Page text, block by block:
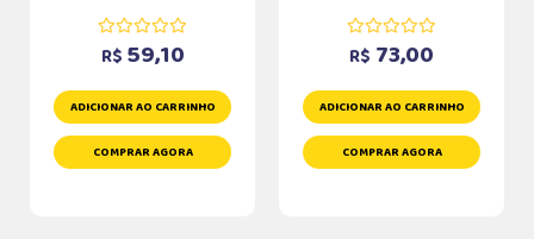
R$ 59,10
ADICIONAR AO CARRINHO
COMPRAR AGORA
R$ 73,00
ADICIONAR AO CARRINHO
COMPRAR AGORA